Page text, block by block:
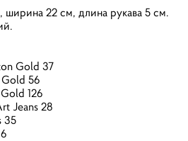
ширина 22 см, длина рукава 5 см.
Gold 37
56
126
Jeans 28
35